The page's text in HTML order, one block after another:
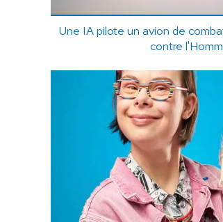
Une IA pilote un avion de
contre